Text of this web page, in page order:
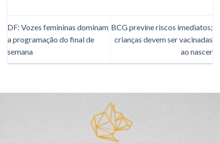
DF: Vozes femininas dominam
a programação do final de
semana
BCG previne riscos imediatos;
crianças devem ser vacinadas
ao nascer